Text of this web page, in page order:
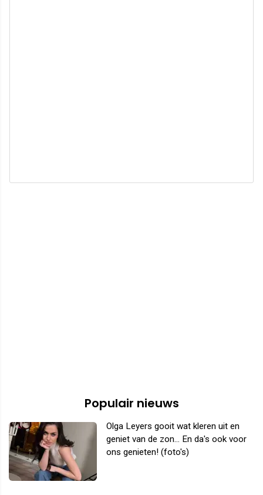
Populair nieuws
Olga Leyers gooit wat kleren uit en
geniet van de zon... En da's ook voor
ons genieten! (foto's)